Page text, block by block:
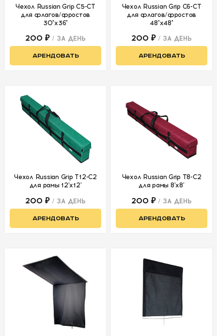
аксессуары к
ним
сетки, текстиль
Соты
Зонты
Зеркала
Фермы и
аксессуары
АКСЕССУАРЫ
ДЛЯ СЪЕМОК
МЕРОПРИЯТИЙ
СВЕТОБАЗА
Чехол Russian Grip С5-СТ
для флагов/фростов
30"х36"
200 ₽ / ЗА ДЕНЬ
АРЕНДОВАТЬ
Чехол Russian Grip С6-СТ
для флагов/фростов
48"х48"
200 ₽ / ЗА ДЕНЬ
АРЕНДОВАТЬ
Чехол Russian Grip Т12-С2
для рамы 12'x12'
200 ₽ / ЗА ДЕНЬ
АРЕНДОВАТЬ
Чехол Russian Grip Т8-С2
для рамы 8'x8'
200 ₽ / ЗА ДЕНЬ
АРЕНДОВАТЬ